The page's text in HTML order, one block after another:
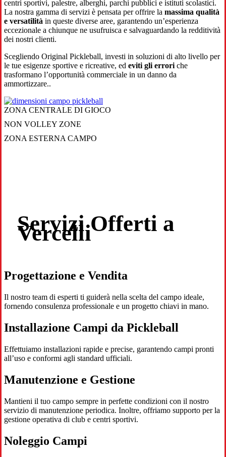
centri sportivi, palestre, alberghi, parchi pubblici e istituti scolastici.
La nostra gamma di servizi è pensata per offrire la massima qualità
e versatilità in queste diverse aree, garantendo un’esperienza
eccezionale a chiunque ne usufruisca e salvaguardando la redditività
dei nostri clienti.
Scegliendo Original Pickleball, investi in soluzioni di alto livello per
le tue esigenze sportive e ricreative, ed eviti gli errori che
trasformano l’opportunità commerciale in un danno da
ammortizzare..
ZONA CENTRALE DI GIOCO
NON VOLLEY ZONE
ZONA ESTERNA CAMPO
Servizi Offerti a
Vercelli
Progettazione e Vendita
Il nostro team di esperti ti guiderà nella scelta del campo ideale,
fornendo consulenza professionale e un progetto chiavi in mano.
Installazione Campi da Pickleball
Effettuiamo installazioni rapide e precise, garantendo campi pronti
all’uso e conformi agli standard ufficiali.
Manutenzione e Gestione
Mantieni il tuo campo sempre in perfette condizioni con il nostro
servizio di manutenzione periodica. Inoltre, offriamo supporto per la
gestione operativa di club e centri sportivi.
Noleggio Campi